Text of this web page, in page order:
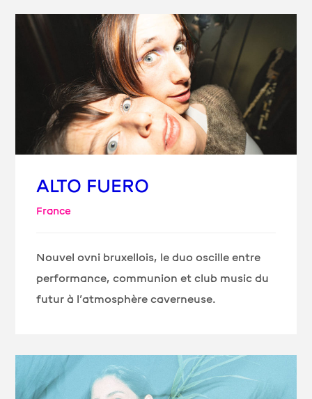
ALTO FUERO
France
Nouvel ovni bruxellois, le duo oscille entre
performance, communion etclub music du
futur à l’atmosphère caverneuse.